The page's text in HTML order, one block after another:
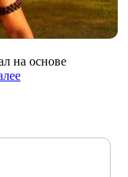
на основе